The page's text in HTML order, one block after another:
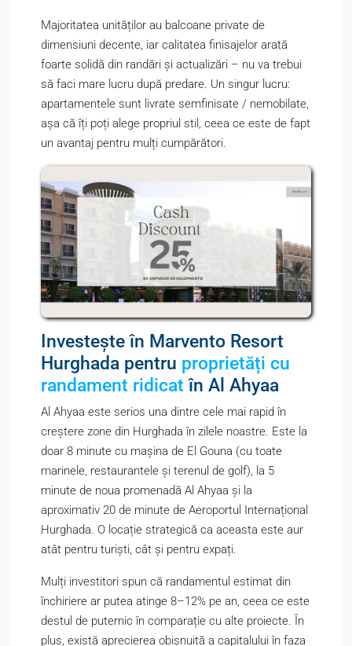
Majoritatea unităților au balcoane private de
dimensiuni decente, iar calitatea finisajelor arată
foarte solidă din randări și actualizări – nu va trebui
să faci mare lucru după predare. Un singur lucru:
apartamentele sunt livrate semfinisate / nemobilate,
așa că îți poți alege propriul stil, ceea ce este de fapt
un avantaj pentru mulți cumpărători.
Investește în Marvento Resort
Hurghada pentru proprietăți cu
randament ridicat în Al Ahyaa
Al Ahyaa este serios una dintre cele mai rapid în
creștere zone din Hurghada în zilele noastre. Este la
doar 8 minute cu mașina de El Gouna (cu toate
marinele, restaurantele și terenul de golf), la 5
minute de noua promenadă Al Ahyaa și la
aproximativ 20 de minute de Aeroportul Internațional
Hurghada. O locație strategică ca aceasta este aur
atât pentru turiști, cât și pentru expați.
Mulți investitori spun că randamentul estimat din
închiriere ar putea atinge 8–12% pe an, ceea ce este
destul de puternic în comparație cu alte proiecte. În
plus, există aprecierea obișnuită a capitalului în faza